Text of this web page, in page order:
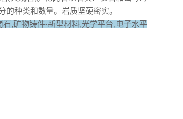
的种类和数量。岩质坚硬密实。
,矿物铸件-新型材料,光学平台,电子水平